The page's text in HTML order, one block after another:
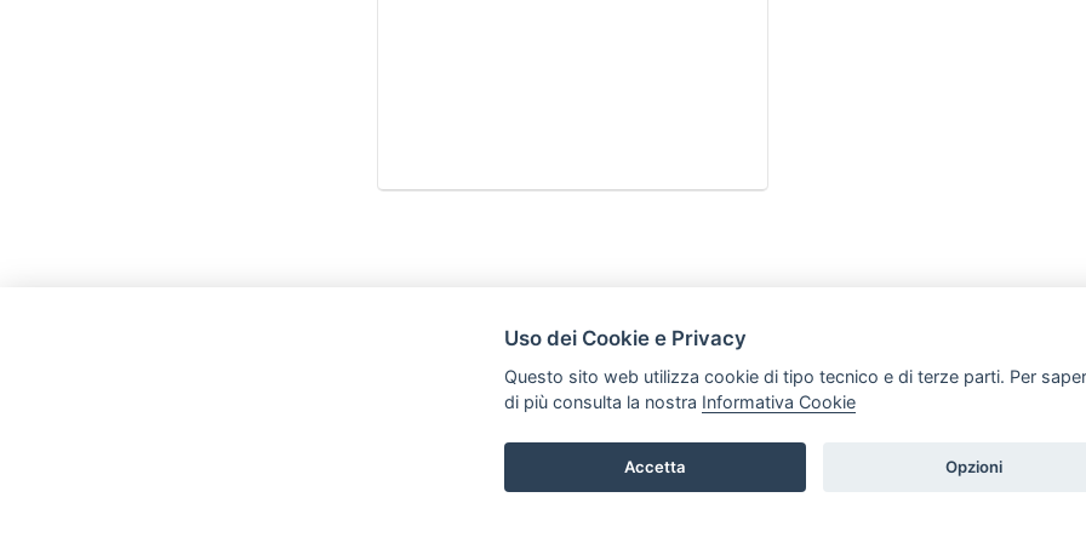
Tel. +39 0296846010 / +39 3472680371 Email: info@legalaiditalia.it P.iva: 03339470605
ARTICOLI
Uso dei Cookie e Privacy
Questo sito web utilizza cookie di tipo tecnico e di terze parti. Per
di più consulta la nostra Informativa Cookie
Accetta Opzioni